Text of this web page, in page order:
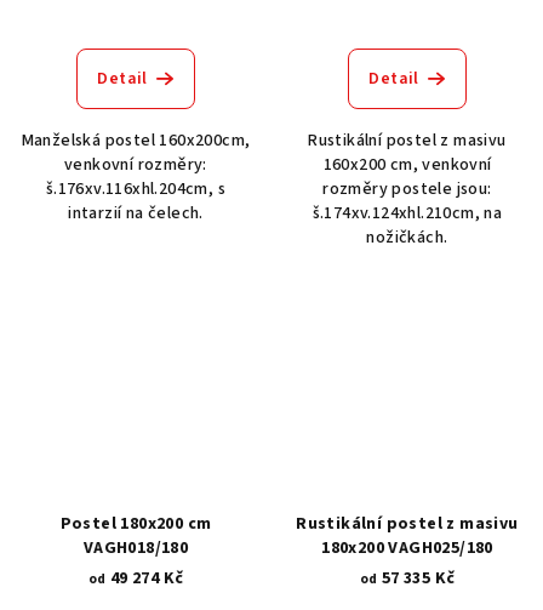
Detail
Manželská postel 160x200cm,
venkovní rozměry:
š.176xv.116xhl.204cm, s
intarzií na čelech.
Detail
Rustikální postel z masivu
160x200 cm, venkovní
rozměry postele jsou:
š.174xv.124xhl.210cm, na
nožičkách.
Postel 180x200 cm
VAGH018/180
od 49 274 Kč
Rustikální postel z masivu
180x200 VAGH025/180
od 57 335 Kč